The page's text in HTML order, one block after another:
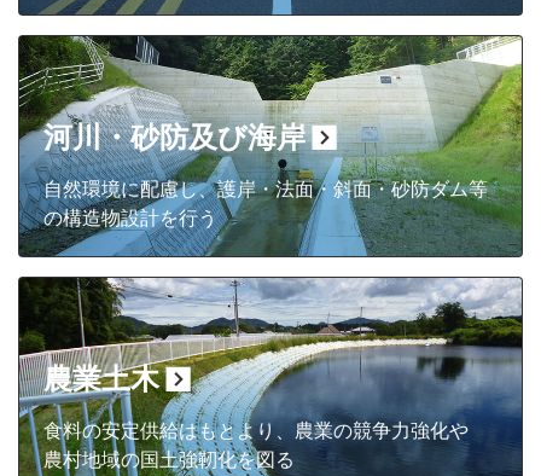
河川・砂防及び海岸
自然環境に配慮し、護岸・法面・斜面・砂防ダム等
の構造物設計を行う
農業土木
食料の安定供給はもとより、農業の競争力強化や
農村地域の国土強靭化を図る